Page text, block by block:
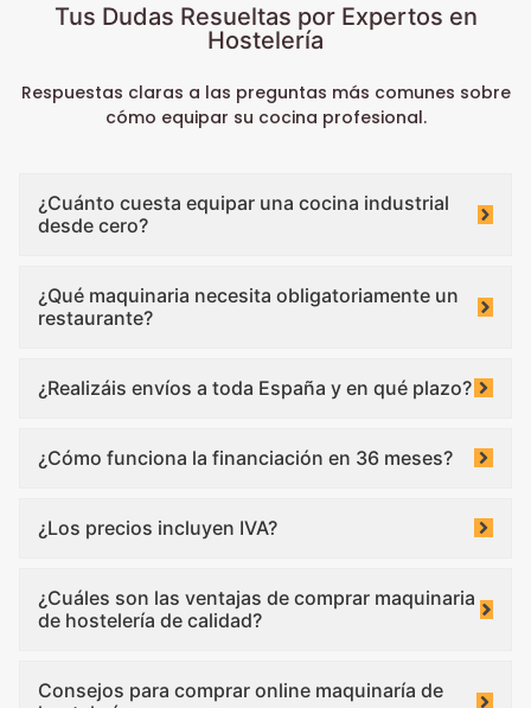
Tus Dudas Resueltas por Expertos en
Hostelería
Respuestas claras a las preguntas más comunes sobre
cómo equipar su cocina profesional.
¿Cuánto cuesta equipar una cocina industrial
desde cero?
¿Qué maquinaria necesita obligatoriamente un
restaurante?
¿Realizáis envíos a toda España y en qué plazo?
¿Cómo funciona la financiación en 36 meses?
¿Los precios incluyen IVA?
¿Cuáles son las ventajas de comprar maquinaria
de hostelería de calidad?
Consejos para comprar online maquinaría de